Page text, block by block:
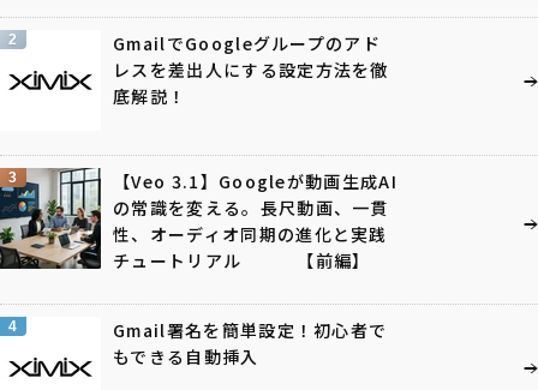
2
GmailでGoogleグループのアド
レスを差出人にする設定方法を徹
底解説！
3
【Veo 3.1】Googleが動画生成AI
の常識を変える。長尺動画、一貫
性、オーディオ同期の進化と実践
チュートリアル 【前編】
4
Gmail署名を簡単設定！初心者で
もできる自動挿入